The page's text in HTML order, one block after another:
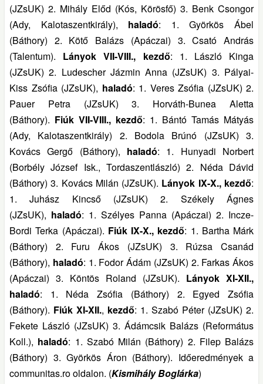
(JZsUK) 2. Mihály Előd (Kós, Körösfő) 3. Benk Csongor
(Ady, Kalotaszentkirály), haladó: 1. Györkös Ábel
(Báthory) 2. Kötő Balázs (Apáczai) 3. Csató András
(Talentum). Lányok VII-VIII., kezdő: 1. László Kinga
(JZsUK) 2. Ludescher Jázmin Anna (JZsUK) 3. Pályai-
Kiss Zsófia (JZsUK), haladó: 1. Veres Zsófia (JZsUK) 2.
Pauer Petra (JZsUK) 3. Horváth-Bunea Aletta
(Báthory). Fiúk VII-VIII., kezdő: 1. Bántó Tamás Mátyás
(Ady, Kalotaszentkirály) 2. Bodola Brúnó (JZsUK) 3.
Kovács Gergő (Báthory), haladó: 1. Hunyadi Norbert
(Borbély József Isk., Tordaszentlászló) 2. Néda Dávid
(Báthory) 3. Kovács Milán (JZsUK). Lányok IX-X., kezdő:
1. Juhász Kincső (JZsUK) 2. Székely Ágnes
(JZsUK), haladó: 1. Szélyes Panna (Apáczai) 2. Incze-
Bordi Terka (Apáczai). Fiúk IX-X., kezdő: 1. Bartha Márk
(Báthory) 2. Furu Ákos (JZsUK) 3. Rúzsa Csanád
(Báthory), haladó: 1. Fodor Ádám (JZsUK) 2. Farkas Ákos
(Apáczai) 3. Köntös Roland (JZsUK). Lányok XI-XII.,
haladó: 1. Néda Zsófia (Báthory) 2. Egyed Zsófia
(Báthory). Fiúk XI-XII., kezdő: 1. Szabó Péter (JZsUK) 2.
Fekete László (JZsUK) 3. Ádámcsik Balázs (Református
Koll.), haladó: 1. Szabó Milán (Báthory) 2. Filep Balázs
(Báthory) 3. Györkös Áron (Báthory). Időeredmények a
communitas.ro oldalon. (Kismihály Boglárka)